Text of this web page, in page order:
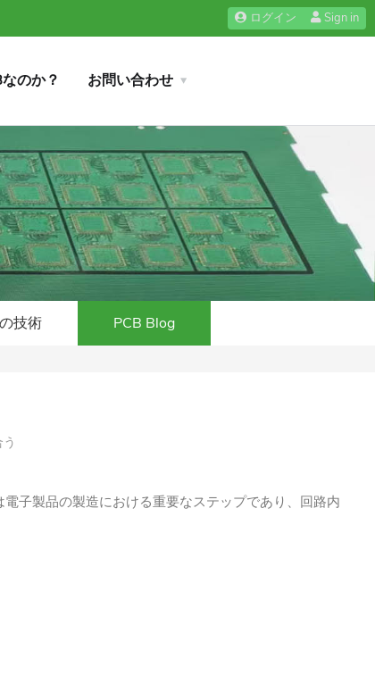
ログイン Sign in
のか？ お問い合わせ
技術 PCB Blog
子製品の製造における重要なステップであり、回路内